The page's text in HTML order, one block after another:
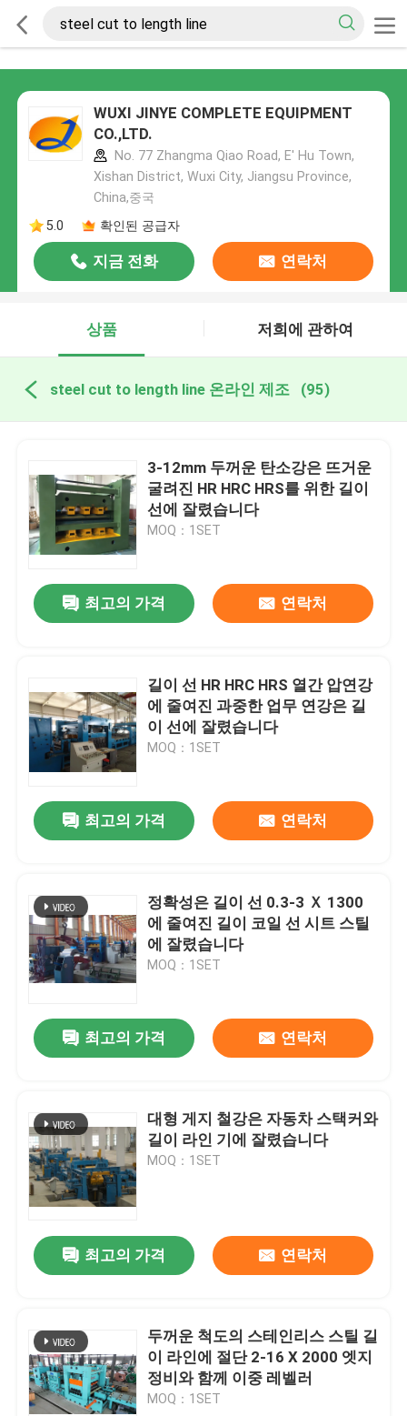
WUXI JINYE COMPLETE EQUIPMENT
CO.,LTD.
No. 77 Zhangma Qiao Road, E' Hu Town,
Xishan District, Wuxi City, Jiangsu Province,
China,중국
5.0
확인된 공급자
지금 전화 연락처
상품 저희에 관하여
steel cut to length line 온라인 제조 (95)
3-12mm 두꺼운 탄소강은 뜨거운
굴려진 HR HRC HRS를 위한 길이
선에 잘렸습니다
MOQ：1SET
최고의 가격 연락처
길이 선 HR HRC HRS 열간 압연강
에 줄여진 과중한 업무 연강은 길
이 선에 잘렸습니다
MOQ：1SET
최고의 가격 연락처
정확성은 길이 선 0.3-3 Ｘ 1300
에 줄여진 길이 코일 선 시트 스틸
에 잘렸습니다
MOQ：1SET
최고의 가격 연락처
대형 게지 철강은 자동차 스택커와
길이 라인 기에 잘렸습니다
MOQ：1SET
최고의 가격 연락처
두꺼운 척도의 스테인리스 스틸 길
이 라인에 절단 2-16 X 2000 엣지
정비와 함께 이중 레벨러
MOQ：1SET